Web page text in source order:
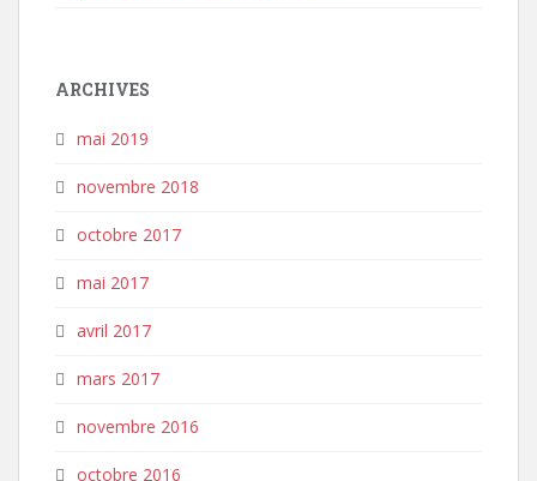
ARCHIVES
mai 2019
novembre 2018
octobre 2017
mai 2017
avril 2017
mars 2017
novembre 2016
octobre 2016